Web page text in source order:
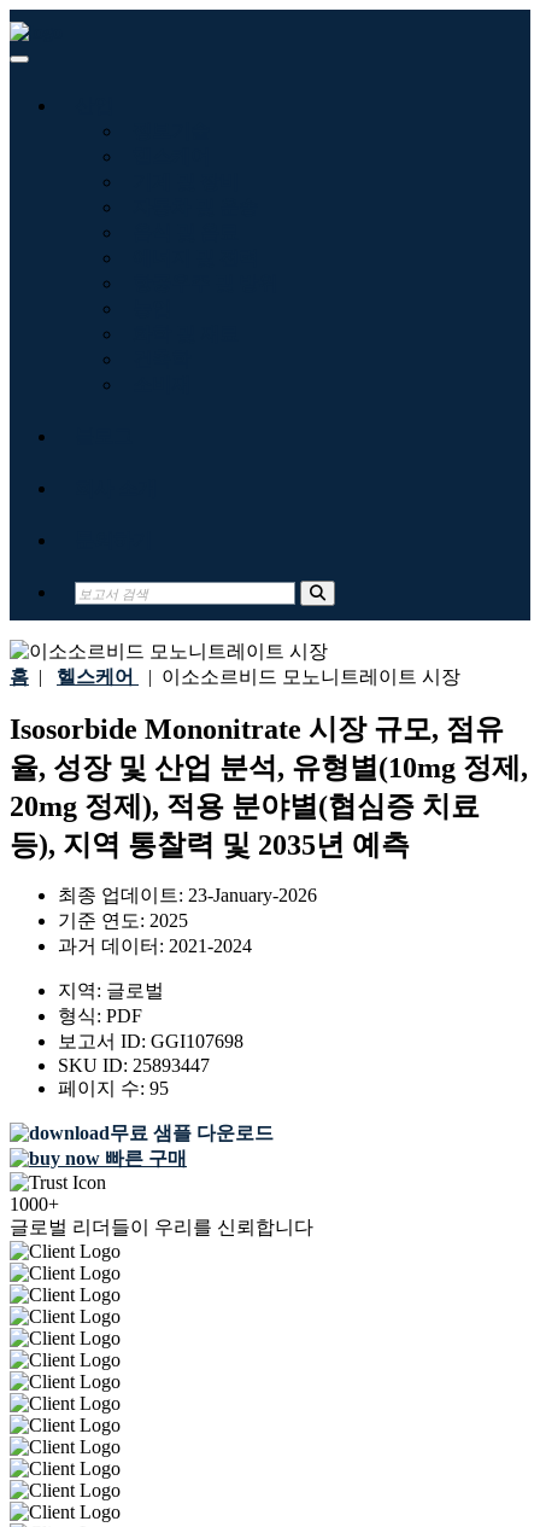
홈 | 헬스케어 | 이소소르비드 모노니트레이트 시장
Isosorbide Mononitrate 시장 규모, 점유
율, 성장 및 산업 분석, 유형별(10mg 정제,
20mg 정제), 적용 분야별(협심증 치료
등), 지역 통찰력 및 2035년 예측
최종 업데이트: 23-January-2026
기준 연도: 2025
과거 데이터: 2021-2024
지역: 글로벌
형식: PDF
보고서 ID: GGI107698
SKU ID: 25893447
페이지 수: 95
무료 샘플 다운로드
빠른 구매
1000+
글로벌 리더들이 우리를 신뢰합니다